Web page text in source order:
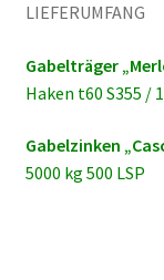
x
IIIA
5000
LIEFERUMFANG
Gabelträger „
Haken t60 S355 /
Gabelzinken „
5000 kg 500 LSP